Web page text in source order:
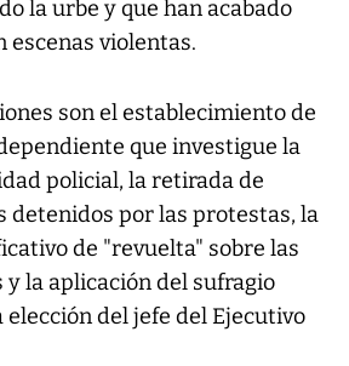
la urbe y que han acabado
escenas violentas.
son el establecimiento de
que investigue la
policial, la retirada de
detenidos por las protestas, la
de "revuelta" sobre las
la aplicación del sufragio
del jefe del Ejecutivo